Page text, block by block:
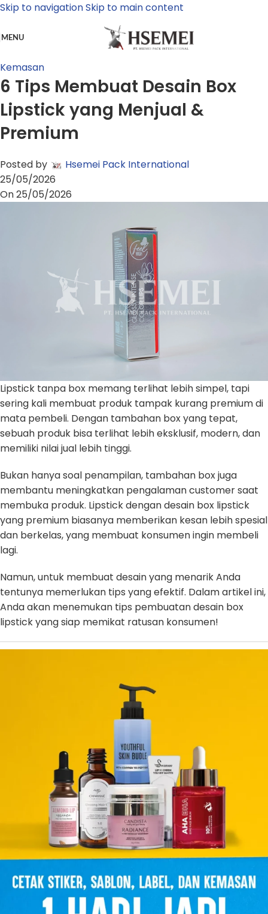
Skip to navigationSkip to main content
MENU
Kemasan
6 Tips Membuat Desain Box
Lipstick yang Menjual &
Premium
Posted by
Hsemei Pack International
25/05/2026
On 25/05/2026
Lipstick tanpa box memang terlihat lebih simpel, tapi
sering kali membuat produk tampak kurang premium di
mata pembeli. Dengan tambahan box yang tepat,
sebuah produk bisa terlihat lebih eksklusif, modern, dan
memiliki nilai jual lebih tinggi.
Bukan hanya soal penampilan, tambahan box juga
membantu meningkatkan pengalaman customer saat
membuka produk. Lipstick dengan desain box lipstick
yang premium biasanya memberikan kesan lebih spesial
dan berkelas, yang membuat konsumen ingin membeli
lagi.
Namun, untuk membuat desain yang menarik Anda
tentunya memerlukan tips yang efektif. Dalam artikel ini,
Anda akan menemukan tips pembuatan desain box
lipstick yang siap memikat ratusan konsumen!